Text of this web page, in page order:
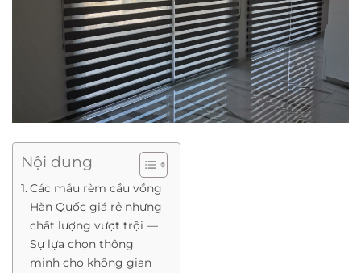
Nội dung
Các mẫu rèm cầu vồng
Hàn Quốc giá rẻ nhưng
chất lượng vượt trội —
Sự lựa chọn thông
minh cho không gian